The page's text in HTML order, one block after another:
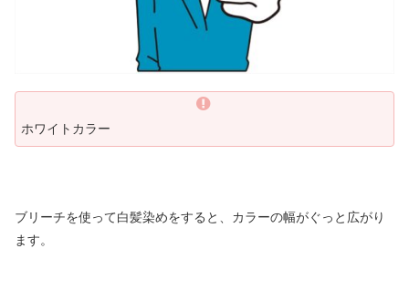
ホワイトカラー
ブリーチを使って白髪染めをすると、カラーの幅がぐっと広がり
ます。